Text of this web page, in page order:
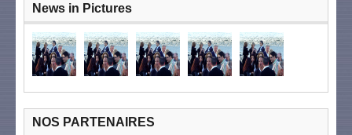
News in Pictures
NOS PARTENAIRES